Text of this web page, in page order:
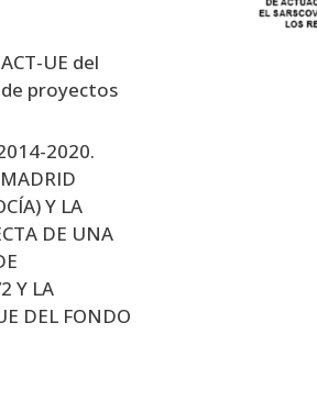
UE del
proyectos
2020.
Y LA
DE UNA
Y LA
DEL FONDO